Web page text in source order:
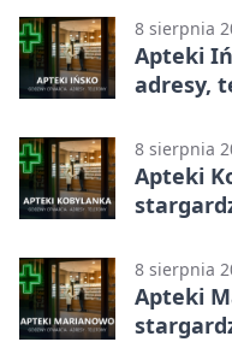
8 sierpnia
Apteki
adresy,
8 sierpnia
Apteki
8 sierpnia
Apteki